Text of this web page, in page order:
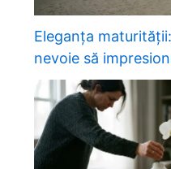
Eleganța
nevoie să